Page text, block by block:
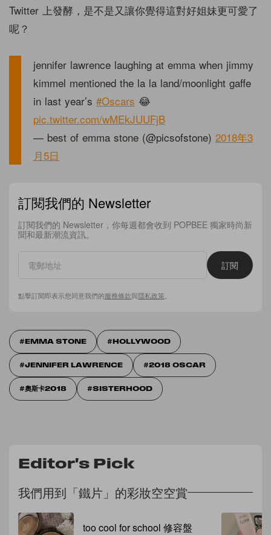
Twitter 上發酵，是不是又讓你覺得這對好姐妹更可愛了
呢？
jennifer lawrence laughing at emma when jimmy
kimmel mentioned the la la land/moonlight gaffe
in last year’s #Oscars 😂
pic.twitter.com/wMEkJUUFjB
— best of emma stone (@picsofstone) 2018年3
月5日
訂閱我們的 Newsletter
訂閱我們的 Newsletter，你每週都會收到 POPBEE 獨家時尚新
聞和最新潮流資訊。
訂閱
點擊訂閱即表示您同意我們的服務條款與隱私政策
EMMA STONE HOLLYWOOD
JENNIFER LAWRENCE 2018 OSCAR
奧斯卡2018 SISTERHOOD
Editor's Pick
我們用到「鐵片」的彩妝空空賞
too cool for school 修容盤